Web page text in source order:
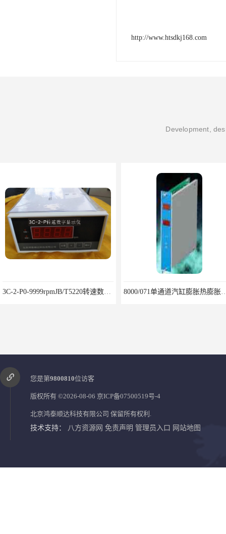
http://www.htsdkj168.com
Development,
3C-2-P0-9999rpmJB/T5220转速数字显示仪鸿泰产品性能 8000/071单通道汽缸膨胀热
RBT-8000-FCX氢气浓度检测报警器北京地区供应商
您是第9800810位访客
版权所有 ©2026-08-06 京ICP备07500519号-4
北京鸿泰顺达科技有限公司 保留所有权利.
技术支持： 八方资源网 免责声明 管理员入口 网站地图